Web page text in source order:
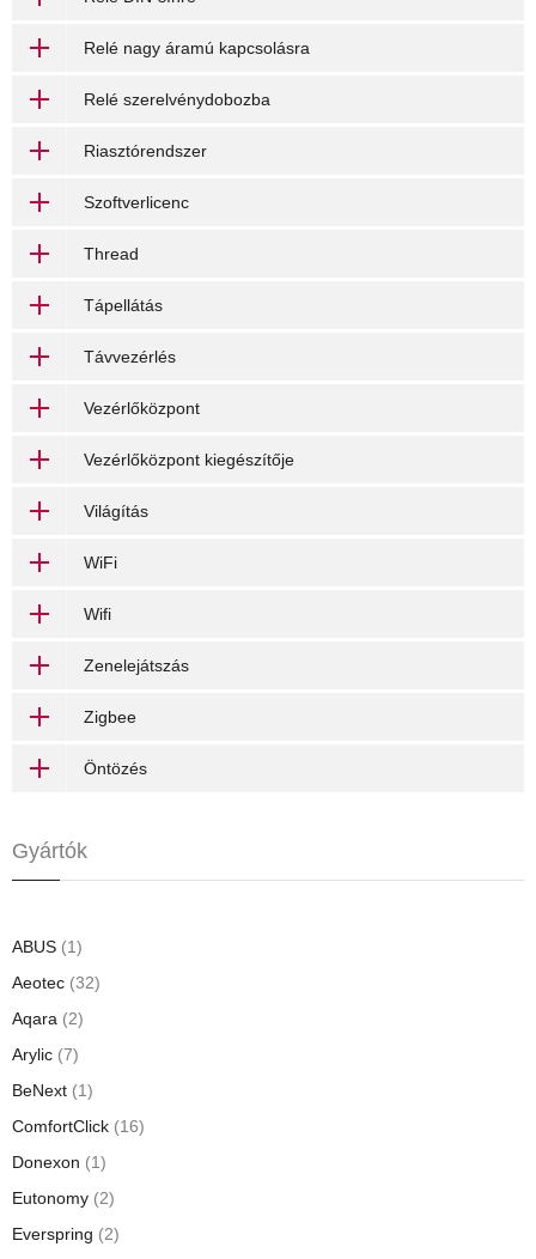
Relé nagy áramú kapcsolásra
Relé szerelvénydobozba
Riasztórendszer
Szoftverlicenc
Thread
Tápellátás
Távvezérlés
Vezérlőközpont
Vezérlőközpont kiegészítője
Világítás
WiFi
Wifi
Zenelejátszás
Zigbee
Öntözés
Gyártók
ABUS (1)
Aeotec (32)
Aqara (2)
Arylic (7)
BeNext (1)
ComfortClick (16)
Donexon (1)
Eutonomy (2)
Everspring (2)